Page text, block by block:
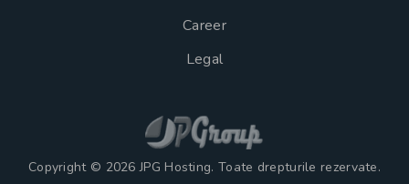
Career
Legal
Copyright © 2026 JPG Hosting. Toate drepturile rezervate.